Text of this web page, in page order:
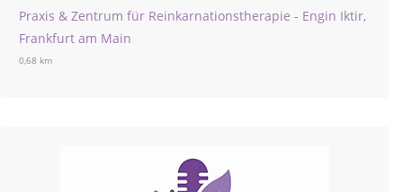
Praxis & Zentrum für Reinkarnationstherapie - Engin Iktir,
Frankfurt am Main
0,68 km